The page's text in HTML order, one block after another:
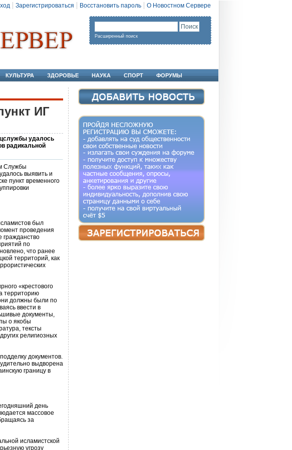
Зарегистрироваться Восстановить пароль О Новостном Сервере
Расширенный поиск
КУЛЬТУРА ЗДОРОВЬЕ НАУКА СПОРТ ФОРУМЫ
ИГ
удалось
радикальной
Службы
выявить и
пункт временного
был
проведения
по
что ранее
территорий, как
«крестового
территорию
должны были по
ввести в
документы,
о якобы
тексты
религиозных
документов.
выдворена
границу в
день
массовое
за
исламистской
угрозу